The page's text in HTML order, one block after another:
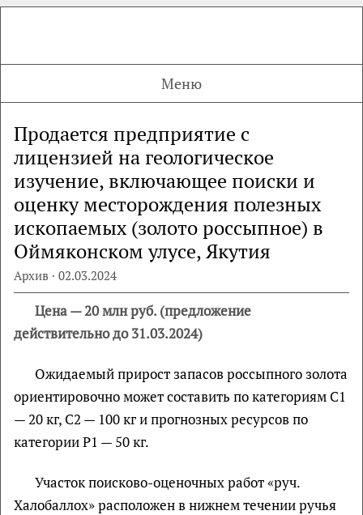
Меню
Продается предприятие с
лицензией на геологическое
изучение, включающее поиски и
оценку месторождения полезных
ископаемых (золото россыпное) в
Оймяконском улусе, Якутия
Архив · 02.03.2024
Цена — 20 млн руб. (предложение
действительно до 31.03.2024)
Ожидаемый прирост запасов россыпного золота
ориентировочно может составить по категориям С1
— 20 кг, С2 — 100 кг и прогнозных ресурсов по
категории P1 — 50 кг.
Участок поисково-оценочных работ «руч.
Халобаллох» расположен в нижнем течении ручья